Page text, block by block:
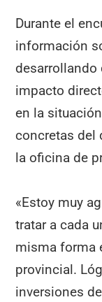
Durante el
información
desarrollando
impacto
en la
concretas del
la oficina de
«Estoy muy
tratar a cada
misma forma
provincial.
inversiones